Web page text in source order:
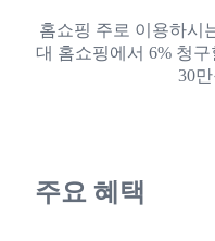
홈쇼핑 주로 이용하시
대 홈쇼핑에서 6% 청
30
주요 혜택